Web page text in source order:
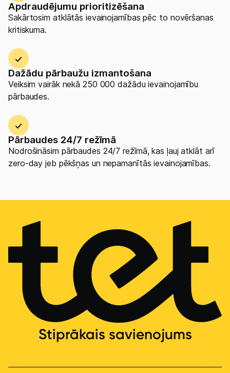
Apdraudējumu prioritizēšana
Sakārtosim atklātās ievainojamības pēc to novēršanas
kritiskuma.
Dažādu pārbaužu izmantošana
Veiksim vairāk nekā 250 000 dažādu ievainojamību
pārbaudes.
Pārbaudes 24/7 režīmā
Nodrošināsim pārbaudes 24/7 režīmā, kas ļauj atklāt arī
zero-day jeb pēkšņas un nepamanītās ievainojamības.
Stiprākais savienojums